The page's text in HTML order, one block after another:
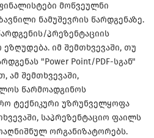
მოწვეულნი
ნამუშევრის წარდგენაზე.
პრეზენტაციის
იმ შემთხვევაში, თუ
"Power Point/PDF-სგან"
ამ შემთხვევაში,
წარმოადგინოს
ტექნიკური უზრუნველყოფა
საპრეზენტაციო ფაილს
ორგანიზატორებს.